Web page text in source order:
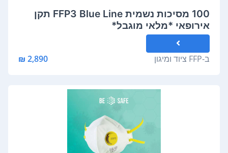
100 מסיכות נשמית FFP3 Blue Line תקן
אירופאי *מלאי מוגבל*
ב-FFP ציוד ומיגון 2,890 ₪